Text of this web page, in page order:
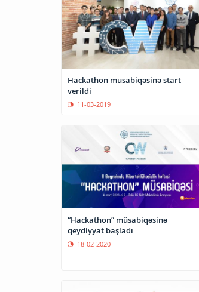
Hackathon müsabiqəsinə start
verildi
11-03-2019
“Hackathon” müsabiqəsinə
qeydiyyat başladı
18-02-2020